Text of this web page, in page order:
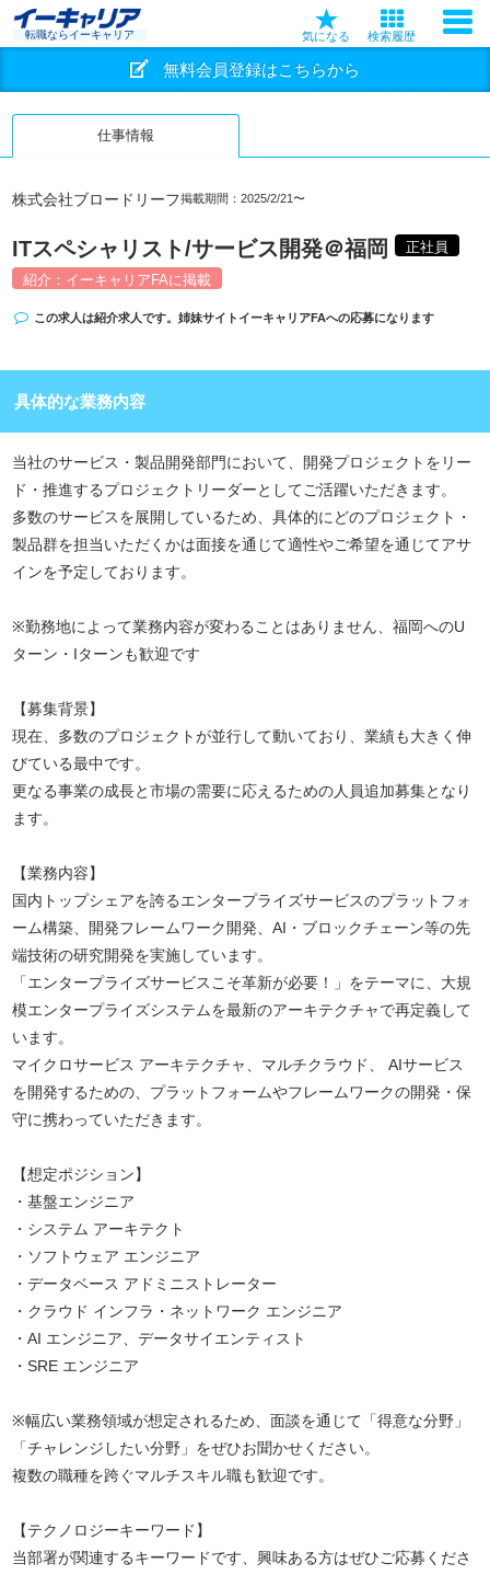
転職ならイーキャリア 気になる 検索履歴
無料会員登録はこちらから
仕事情報
株式会社ブロードリーフ掲載期間：2025/2/21〜
ITスペシャリスト/サービス開発＠福岡
正社員
紹介：イーキャリアFAに掲載
この求人は紹介求人です。姉妹サイト イーキャリアFAへの応募になります
具体的な業務内容
当社のサービス・製品開発部門において、開発プロジェクトをリー
ド・推進するプロジェクトリーダーとしてご活躍いただきます。
多数のサービスを展開しているため、具体的にどのプロジェクト・
製品群を担当いただくかは面接を通じて適性やご希望を通じてアサ
インを予定しております。
※勤務地によって業務内容が変わることはありません、福岡へのU
ターン・Iターンも歓迎です
【募集背景】
現在、多数のプロジェクトが並行して動いており、業績も大きく伸
びている最中です。
更なる事業の成長と市場の需要に応えるための人員追加募集となり
ます。
【業務内容】
国内トップシェアを誇るエンタープライズサービスのプラットフォ
ーム構築、開発フレームワーク開発、AI・ブロックチェーン等の先
端技術の研究開発を実施しています。
「エンタープライズサービスこそ革新が必要！」をテーマに、大規
模エンタープライズシステムを最新のアーキテクチャで再定義して
います。
マイクロサービス アーキテクチャ、マルチクラウド、 AIサービス
を開発するための、プラットフォームやフレームワークの開発・保
守に携わっていただきます。
【想定ポジション】
・基盤エンジニア
・システム アーキテクト
・ソフトウェア エンジニア
・データベース アドミニストレーター
・クラウド インフラ・ネットワーク エンジニア
・AI エンジニア、データサイエンティスト
・SRE エンジニア
※幅広い業務領域が想定されるため、面談を通じて「得意な分野」
「チャレンジしたい分野」をぜひお聞かせください。
複数の職種を跨ぐマルチスキル職も歓迎です。
【テクノロジーキーワード】
当部署が関連するキーワードです、興味ある方はぜひご応募くださ